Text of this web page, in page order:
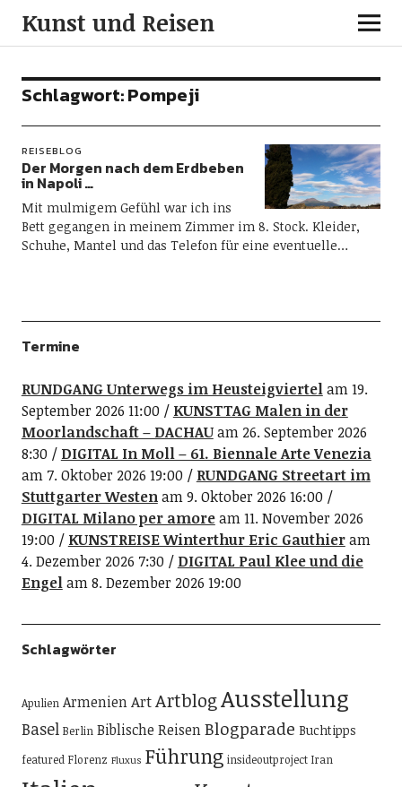
Kunst und Reisen
Schlagwort:Pompeji
REISEBLOG
Der Morgen nach dem Erdbeben
in Napoli …
Mit mulmigem Gefühl war ich ins
Bett gegangen in meinem Zimmer im 8. Stock. Kleider,
Schuhe, Mantel und das Telefon für eine eventuelle…
Termine
RUNDGANG Unterwegs im Heusteigviertelam 19.
September 2026 11:00
KUNSTTAG Malen in der
Moorlandschaft – DACHAUam 26. September 2026
8:30
DIGITAL In Moll – 61. Biennale Arte Venezia
am 7. Oktober 2026 19:00
RUNDGANG Streetart im
Stuttgarter Westenam 9. Oktober 2026 16:00
DIGITAL Milano per amoream 11. November 2026
19:00
KUNSTREISE Winterthur Eric Gauthieram
4. Dezember 2026 7:30
DIGITAL Paul Klee und die
Engelam 8. Dezember 2026 19:00
Schlagwörter
Apulien ArmenienArtArtblogAusstellung
Basel Berlin Biblische ReisenBlogparade Buchtipps
featured Florenz Fluxus Führung insideoutproject Iran